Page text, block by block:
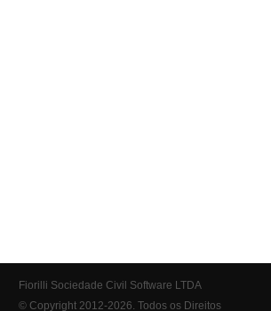
Fiorilli Sociedade Civil Software LTDA
© Copyright 2012-2026. Todos os Direitos